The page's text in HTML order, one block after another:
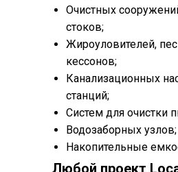
Очистных
стоков;
Жироуловителей,
кессонов;
Канализационных
станций;
Систем для очистки
Водозаборных узлов;
Накопительные
Любой проект